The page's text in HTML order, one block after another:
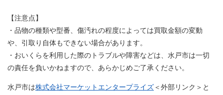
【注意点】
・品物の種類や型番、傷汚れの程度によっては買取金額の変動
や、引取り自体もできない場合があります。
・おいくらを利用した際のトラブルや障害などは、水戸市は一切
の責任を負いかねますので、あらかじめご了承ください。
水戸市は株式会社マーケットエンタープライズ＜外部リンク＞ と